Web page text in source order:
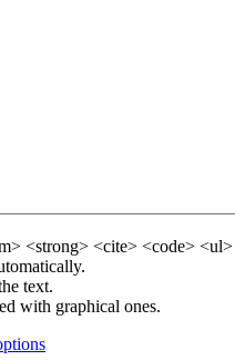
<strong> <cite> <code>
text.
with graphical ones.